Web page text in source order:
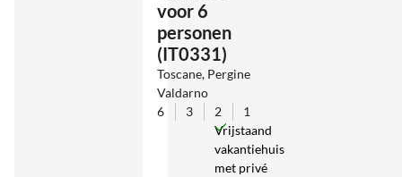
voor 6
personen
(IT0331)
Toscane, Pergine
Valdarno
6
3 2
1
Vrijstaand
vakantiehuis
met privé